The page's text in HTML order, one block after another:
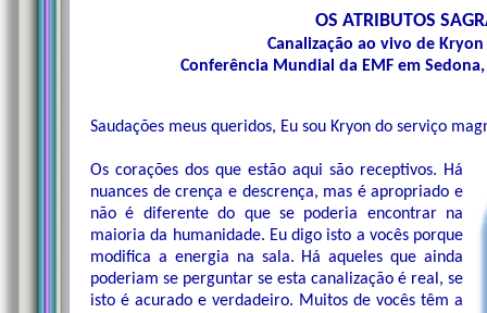
OS ATRIBUTOS
Canalização ao vivo de
Conferência Mundial da EMF em
Saudações meus queridos, Eu sou Kryon do serviço
Os corações dos que estão aqui são receptivos. Há
nuances de crença e descrença, mas é apropriado e
não é diferente do que se poderia encontrar na
maioria da humanidade. Eu digo isto a vocês porque
modifica a energia na sala. Há aqueles que ainda
poderiam se perguntar se esta canalização é real, se
isto é acurado e verdadeiro. Muitos de vocês têm a